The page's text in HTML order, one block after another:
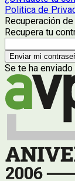
Politica de
Recuperación
Recupera tu
Se te ha